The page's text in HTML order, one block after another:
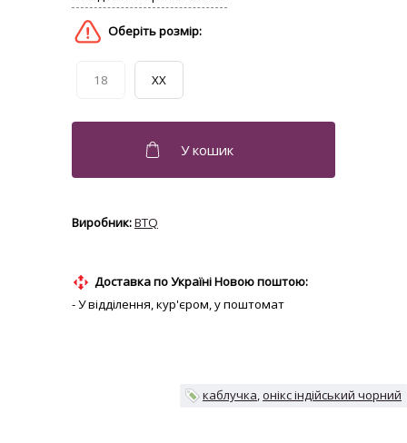
18 XX
BTQ
Доставка по Україні Новою поштою:
- У відділення, кур'єром, у поштомат
каблучка онікс індійський чорний